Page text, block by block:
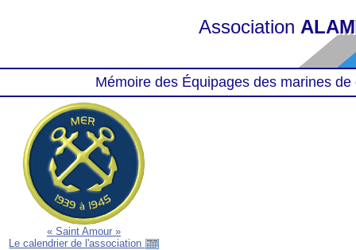
Association
Mémoire des Équipages des marines
« Saint Amour »
Le calendrier de l'association